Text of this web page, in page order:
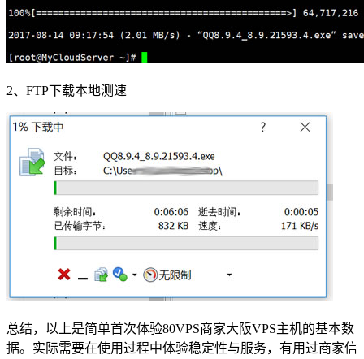
2、FTP下载本地测速
总结，以上是简单首次体验80VPS商家大阪VPS主机的基本数
据。实际需要在使用过程中体验稳定性与服务，有用过商家信